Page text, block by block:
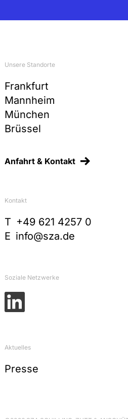
Unsere Standorte
Frankfurt
Mannheim
München
Brüssel
Anfahrt & Kontakt
Kontakt
T +49 621 4257 0
E info@sza.de
Soziale Netzwerke
Aktuelles
Presse